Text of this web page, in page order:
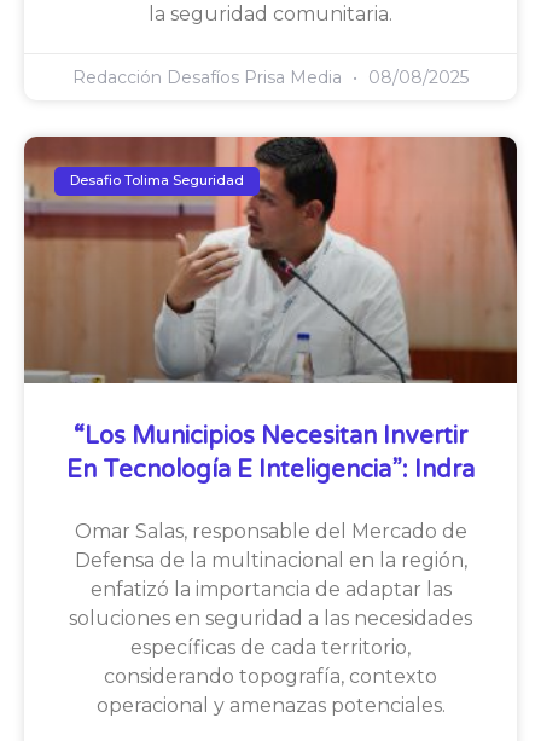
la seguridad comunitaria.
Redacción Desafíos Prisa Media 08/08/2025
Desafio Tolima Seguridad
“Los Municipios Necesitan Invertir
En Tecnología E Inteligencia”: Indra
Omar Salas, responsable del Mercado de
Defensa de la multinacional en la región,
enfatizó la importancia de adaptar las
soluciones en seguridad a las necesidades
específicas de cada territorio,
considerando topografía, contexto
operacional y amenazas potenciales.